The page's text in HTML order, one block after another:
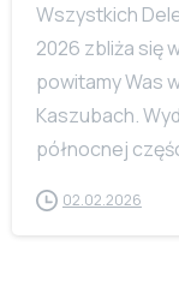
Wszystkich
2026 zbliża się
powitamy Was
Kaszubach.
północnej
02.02.2026